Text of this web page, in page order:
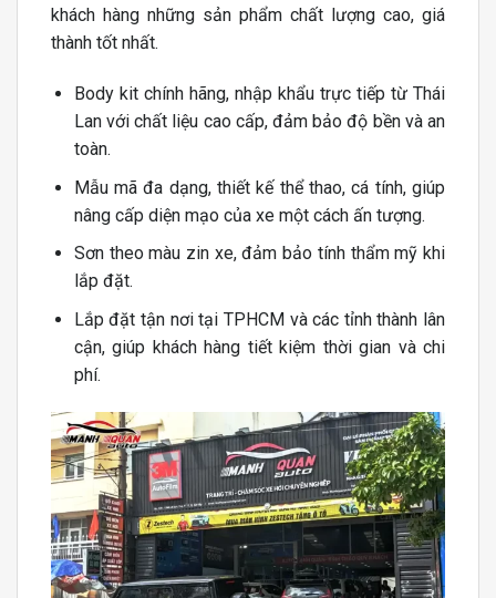
khách hàng những sản phẩm chất lượng cao, giá
thành tốt nhất.
Body kit chính hãng, nhập khẩu trực tiếp từ Thái
Lan với chất liệu cao cấp, đảm bảo độ bền và an
toàn.
Mẫu mã đa dạng, thiết kế thể thao, cá tính, giúp
nâng cấp diện mạo của xe một cách ấn tượng.
Sơn theo màu zin xe, đảm bảo tính thẩm mỹ khi
lắp đặt.
Lắp đặt tận nơi tại TPHCM và các tỉnh thành lân
cận, giúp khách hàng tiết kiệm thời gian và chi
phí.